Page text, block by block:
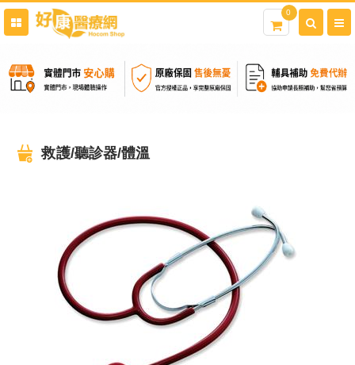
0
救護/聽診器/體溫